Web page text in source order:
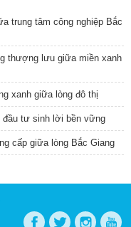
trung tâm công nghiệp Bắc
thượng lưu giữa miền xanh
xanh giữa lòng đô thị
đầu tư sinh lời bền vững
cấp giữa lòng Bắc Giang